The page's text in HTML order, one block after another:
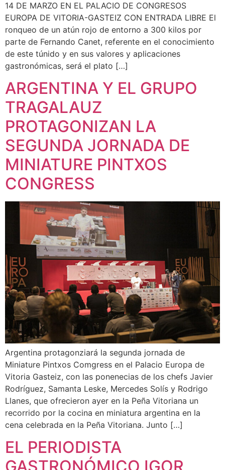
14 DE MARZO EN EL PALACIO DE CONGRESOS
EUROPA DE VITORIA-GASTEIZ CON ENTRADA LIBRE El
ronqueo de un atún rojo de entorno a 300 kilos por
parte de Fernando Canet, referente en el conocimiento
de este túnido y en sus valores y aplicaciones
gastronómicas, será el plato […]
ARGENTINA Y EL GRUPO
TRAGALAUZ
PROTAGONIZAN LA
SEGUNDA JORNADA DE
MINIATURE PINTXOS
CONGRESS
Argentina protagonziará la segunda jornada de
Miniature Pintxos Comgress en el Palacio Europa de
Vitoria Gasteiz, con las ponenecias de los chefs Javier
Rodríguez, Samanta Leske, Mercedes Solís y Rodrigo
Llanes, que ofrecieron ayer en la Peña Vitoriana un
recorrido por la cocina en miniatura argentina en la
cena celebrada en la Peña Vitoriana. Junto […]
EL PERIODISTA